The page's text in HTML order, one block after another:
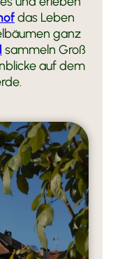
das Leben
ganz
sammeln Groß
auf dem